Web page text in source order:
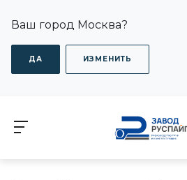
Ваш город Москва?
ДА ИЗМЕНИТЬ